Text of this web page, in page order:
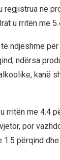
regjistrua në
u rritën me
ndjeshme
ndërsa
kanë
rritën me 4.4
por
përqind